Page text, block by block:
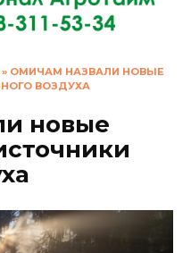
» ОМИЧАМ НАЗВАЛИ НОВЫЕ
ВОЗДУХА
новые